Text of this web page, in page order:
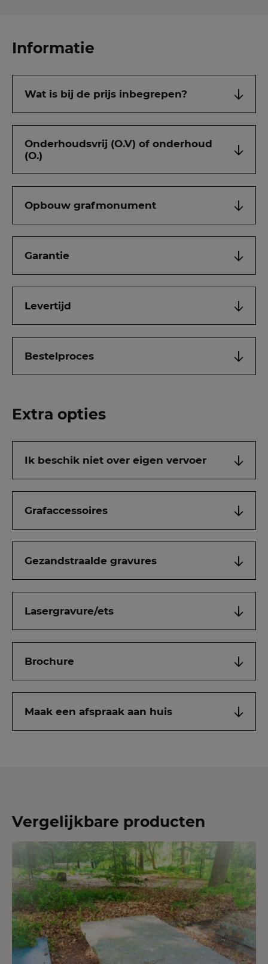
Informatie
Wat is bij de prijs inbegrepen?
Onderhoudsvrij (O.V) of onderhoud
(O.)
Opbouw grafmonument
Garantie
Levertijd
Bestelproces
Extra opties
Ik beschik niet over eigen vervoer
Grafaccessoires
Gezandstraalde gravures
Lasergravure/ets
Brochure
Maak een afspraak aan huis
Vergelijkbare producten